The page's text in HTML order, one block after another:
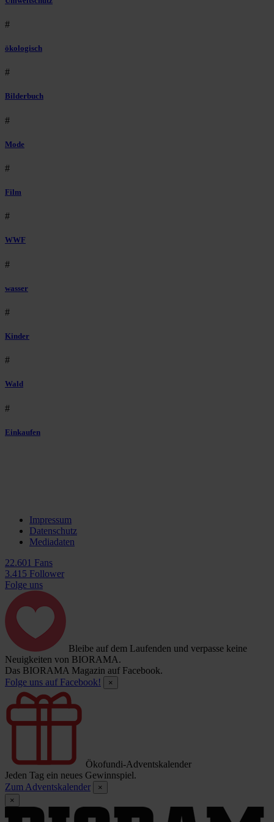
#
ökologisch
#
Bilderbuch
#
Mode
#
Film
#
WWF
#
wasser
#
Kinder
#
Wald
#
Einkaufen
Impressum
Datenschutz
Mediadaten
22.601 Fans
3.415 Follower
Folge uns
Bleibe auf dem Laufenden und verpasse keine
Neuigkeiten von BIORAMA.
Das BIORAMA Magazin auf Facebook.
Folge uns auf Facebook!
×
Ökofundi-Adventskalender
Jeden Tag ein neues Gewinnspiel.
Zum Adventskalender
×
×